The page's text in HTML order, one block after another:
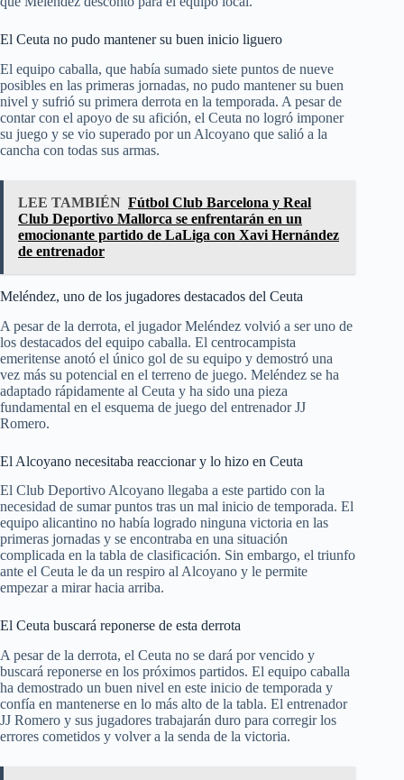
El Ceuta no pudo mantener su buen inicio liguero
El equipo caballa, que había sumado siete puntos de nueve
posibles en las primeras jornadas, no pudo mantener su buen
nivel y sufrió su primera derrota en la temporada. A pesar de
contar con el apoyo de su afición, el Ceuta no logró imponer
su juego y se vio superado por un Alcoyano que salió a la
cancha con todas sus armas.
LEE TAMBIÉN Fútbol Club Barcelona y Real
Club Deportivo Mallorca se enfrentarán en un
emocionante partido de LaLiga con Xavi Hernández
de entrenador
Meléndez, uno de los jugadores destacados del Ceuta
A pesar de la derrota, el jugador Meléndez volvió a ser uno de
los destacados del equipo caballa. El centrocampista
emeritense anotó el único gol de su equipo y demostró una
vez más su potencial en el terreno de juego. Meléndez se ha
adaptado rápidamente al Ceuta y ha sido una pieza
fundamental en el esquema de juego del entrenador JJ
Romero.
El Alcoyano necesitaba reaccionar y lo hizo en Ceuta
El Club Deportivo Alcoyano llegaba a este partido con la
necesidad de sumar puntos tras un mal inicio de temporada. El
equipo alicantino no había logrado ninguna victoria en las
primeras jornadas y se encontraba en una situación
complicada en la tabla de clasificación. Sin embargo, el triunfo
ante el Ceuta le da un respiro al Alcoyano y le permite
empezar a mirar hacia arriba.
El Ceuta buscará reponerse de esta derrota
A pesar de la derrota, el Ceuta no se dará por vencido y
buscará reponerse en los próximos partidos. El equipo caballa
ha demostrado un buen nivel en este inicio de temporada y
confía en mantenerse en lo más alto de la tabla. El entrenador
JJ Romero y sus jugadores trabajarán duro para corregir los
errores cometidos y volver a la senda de la victoria.